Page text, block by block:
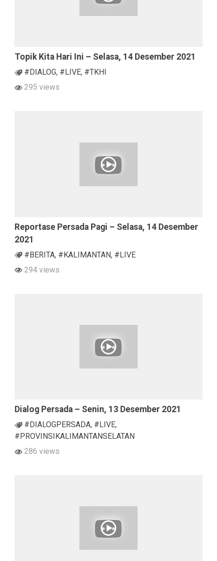
Topik Kita Hari Ini – Selasa, 14 Desember 2021
#DIALOG, #LIVE, #TKHI
295 views
Reportase Persada Pagi – Selasa, 14 Desember
2021
#BERITA, #KALIMANTAN, #LIVE
294 views
Dialog Persada – Senin, 13 Desember 2021
#DIALOGPERSADA, #LIVE,
#PROVINSIKALIMANTANSELATAN
286 views